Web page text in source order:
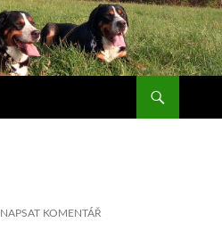
NAPSAT KOMENTÁŘ